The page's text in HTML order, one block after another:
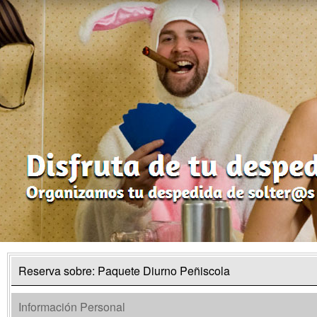
Reserva sobre: Paquete Diurno Peñiscola
Información Personal